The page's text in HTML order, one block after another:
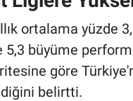
ortalama yüzde
5,3 büyüme
göre
belirtti.